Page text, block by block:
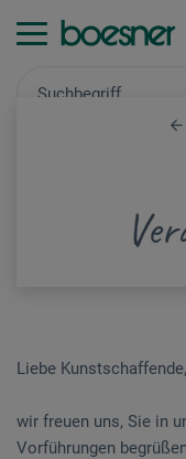
Liebe Kunstschaffende,
wir freuen uns, Sie in
Vorführungen